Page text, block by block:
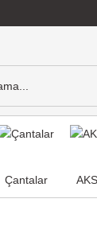
Çantalar